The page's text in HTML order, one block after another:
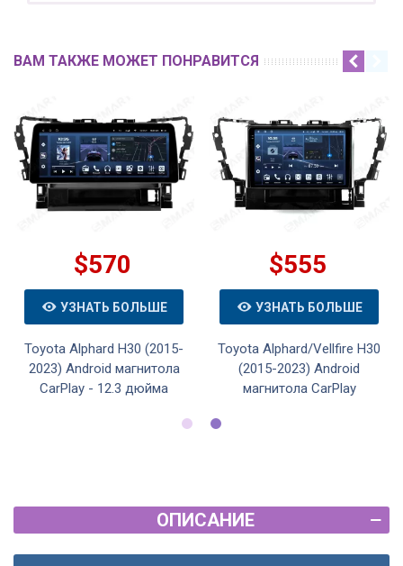
ВАМ ТАКЖЕ МОЖЕТ ПОНРАВИТСЯ
$570
УЗНАТЬ БОЛЬШЕ
Toyota Alphard H30 (2015-
2023) Android магнитола
CarPlay - 12.3 дюйма
$555
УЗНАТЬ БОЛЬШЕ
Toyota Alphard/Vellfire H30
(2015-2023) Android
магнитола CarPlay
ОПИСАНИЕ